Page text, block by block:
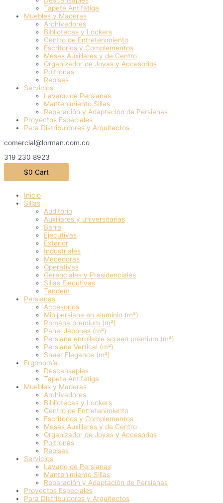
Tapete Antifatiga
Muebles y Maderas
Archivadores
Bibliotecas y Lockers
Centro de Entretenimiento
Escritorios y Complementos
Mesas Auxiliares y de Centro
Organizador de Joyas y Accesorios
Poltronas
Repisas
Servicios
Lavado de Persianas
Mantenimiento Sillas
Reparación y Adaptación de Persianas
Proyectos Especiales
Para Distribuidores y Arquitectos
comercial@lorman.com.co
319 230 8923
$0 Cart
Inicio
Sillas
Auditorio
Auxiliares y universitarias
Barra
Ejecutivas
Exterior
Industriales
Mecedoras
Operativas
Gerenciales y Presidenciales
Sillas Ejecutivas
Tandem
Persianas
Accesorios
Minipersiana en aluminio (m²)
Romana premium (m²)
Panel Japones (m²)
Persiana enrollable screen premium (m²)
Persiana Vertical (m²)
Sheer Elegance (m²)
Ergonomía
Descansapies
Tapete Antifatiga
Muebles y Maderas
Archivadores
Bibliotecas y Lockers
Centro de Entretenimiento
Escritorios y Complementos
Mesas Auxiliares y de Centro
Organizador de Joyas y Accesorios
Poltronas
Repisas
Servicios
Lavado de Persianas
Mantenimiento Sillas
Reparación y Adaptación de Persianas
Proyectos Especiales
Para Distribuidores y Arquitectos